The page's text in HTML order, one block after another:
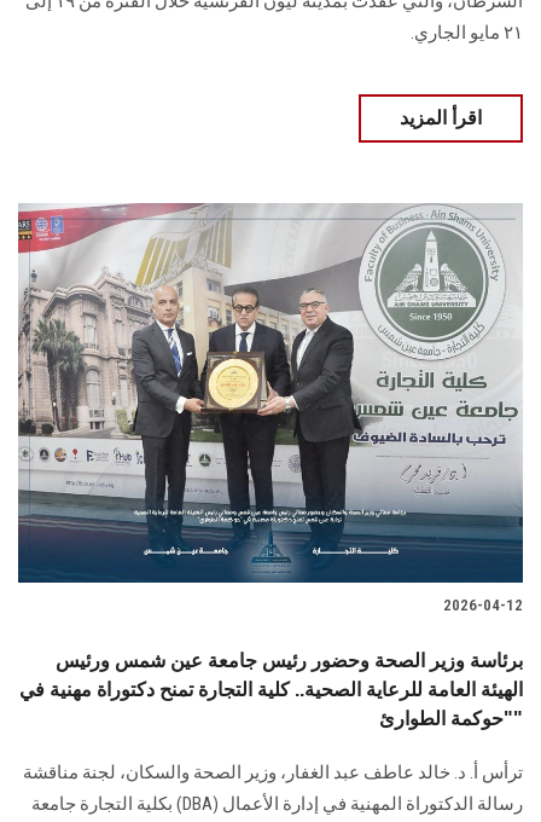
٢١ مايو الجاري.
اقرأ المزيد
2026-04-12
برئاسة وزير الصحة وحضور رئيس جامعة عين شمس ورئيس
الهيئة العامة للرعاية الصحية.. كلية التجارة تمنح دكتوراة مهنية في
"حوكمة الطوارئ"
ترأس أ. د. خالد عاطف عبد الغفار، وزير الصحة والسكان، لجنة مناقشة
رسالة الدكتوراة المهنية في إدارة الأعمال (DBA) بكلية التجارة جامعة